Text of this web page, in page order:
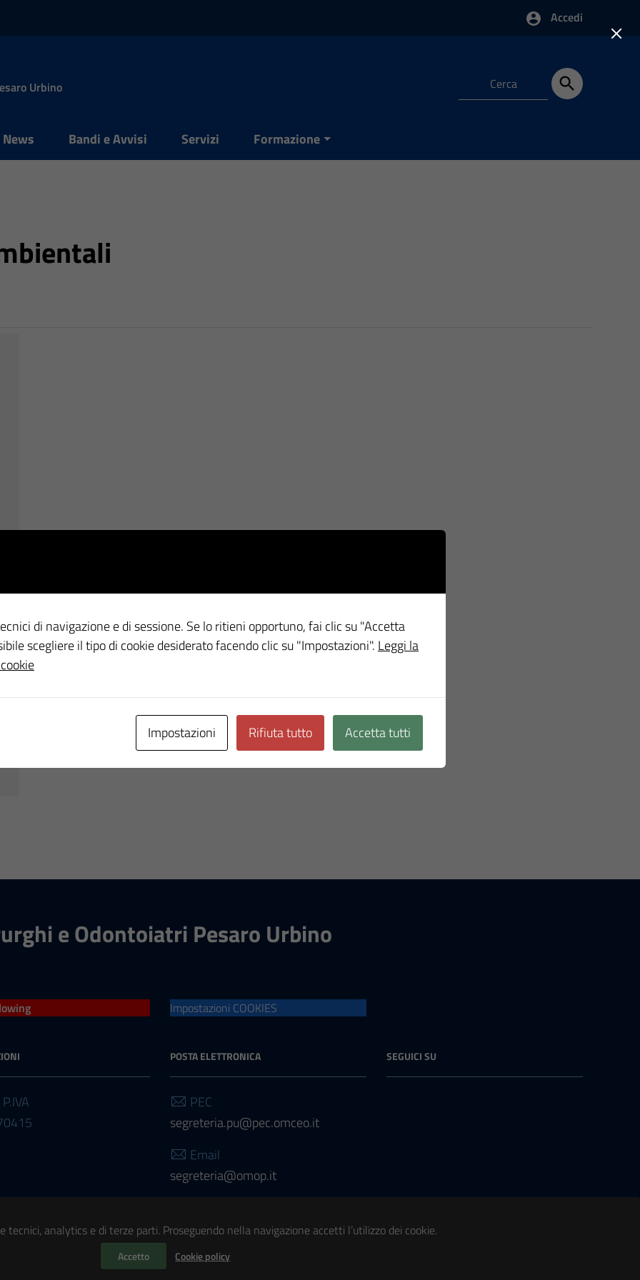
tecnici, analytics e di terze parti. Proseguendo nella navigazione accetti l’utilizzo dei cookie.
Accetto Cookie policy
Accedi
Urbino
News Bandi e Avvisi Servizi Formazione
e Odontoiatri Pesaro Urbino
Impostazioni COOKIES
POSTA ELETTRONICA
PEC
segreteria.pu@pec.omceo.it
Email
segreteria@omop.it
presidenza@omop.it
SEGUICI SU
×
di navigazione e di sessione. Se lo ritieni opportuno, fai clic su "Accetta
scegliere il tipo di cookie desiderato facendo clic su "Impostazioni". Leggi la
Impostazioni Rifiuta tutto Accetta tutti